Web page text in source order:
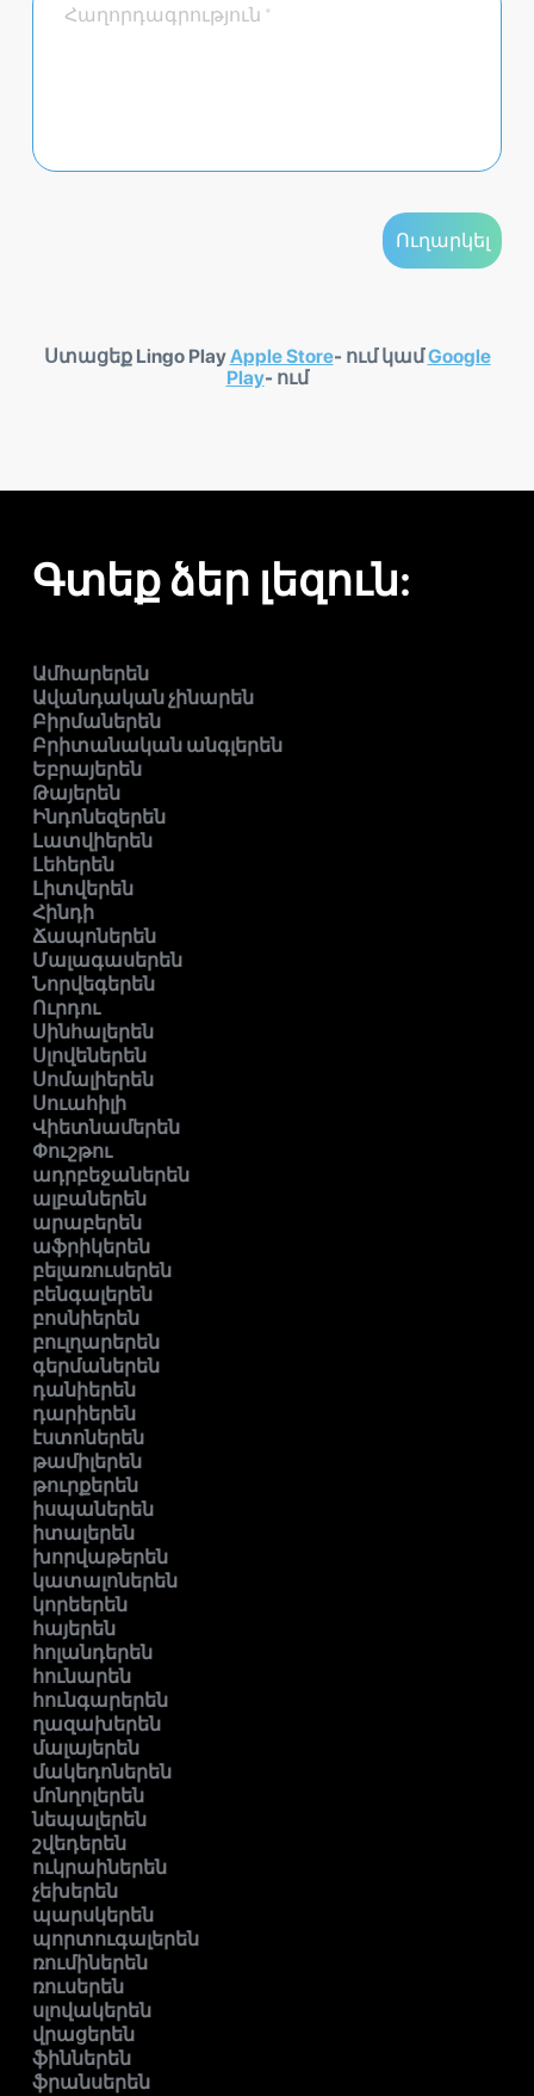
Ստացեք Lingo PlayApple Store- ում կամGoogle
Play- ում
Գտեք ձեր լեզուն:
Ամհարերեն
Ավանդական չինարեն
Բիրմաներեն
Բրիտանական անգլերեն
Եբրայերեն
Թայերեն
Ինդոնեզերեն
Լատվիերեն
Լեհերեն
Լիտվերեն
Հինդի
Ճապոներեն
Մալագասերեն
Նորվեգերեն
Ուրդու
Սինհալերեն
Սլովեներեն
Սոմալիերեն
Սուահիլի
Վիետնամերեն
Փուշթու
ադրբեջաներեն
ալբաներեն
արաբերեն
աֆրիկերեն
բելառուսերեն
բենգալերեն
բոսնիերեն
բուլղարերեն
գերմաներեն
դանիերեն
դարիերեն
էստոներեն
թամիլերեն
թուրքերեն
իսպաներեն
իտալերեն
խորվաթերեն
կատալոներեն
կորեերեն
հայերեն
հոլանդերեն
հունարեն
հունգարերեն
ղազախերեն
մալայերեն
մակեդոներեն
մոնղոլերեն
նեպալերեն
շվեդերեն
ուկրաիներեն
չեխերեն
պարսկերեն
պորտուգալերեն
ռումիներեն
ռուսերեն
սլովակերեն
վրացերեն
ֆիններեն
ֆրանսերեն